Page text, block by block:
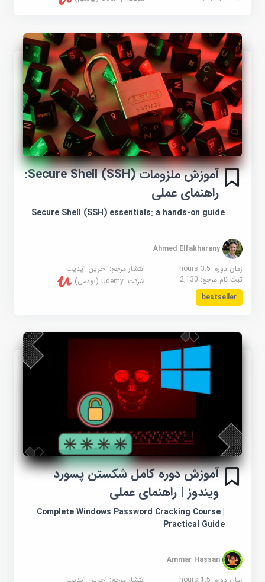
آموزش ملزومات Secure Shell (SSH):
راهنمای عملی
Secure Shell (SSH) essentials: a hands-on guide
Ahmed Elfakharany
زمان دوره: 3.5 hours
انتشار مرجع:آخرین آپدیت
ثبت نام مرجع:2,130 شرکت:Udemy (یودمی)
bestseller
آموزش دوره کامل شکستن پسورد
ویندوز | راهنمای عملی
Complete Windows Password Cracking Course |
Practical Guide
Ammar Hassan